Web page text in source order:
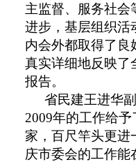
主监督、服务社会
进步，基层组织活
内会外都取得了良
真实详细地反映了
报告。
省民建王进华
2009年的工作给予
家，百尺竿头更进
庆市委会的工作能